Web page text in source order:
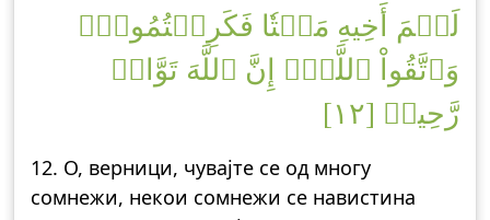
لَحۡمَ أَخِيهِ مَيۡتٗا فَكَرِهۡتُمُوهُۚ
وَٱتَّقُواْ ٱللَّهَۚ إِنَّ ٱللَّهَ تَوَّابٞ
رَّحِيمٞ [١٢]
12. О, верници, чувајте се од многу
сомнежи, некои сомнежи се навистина